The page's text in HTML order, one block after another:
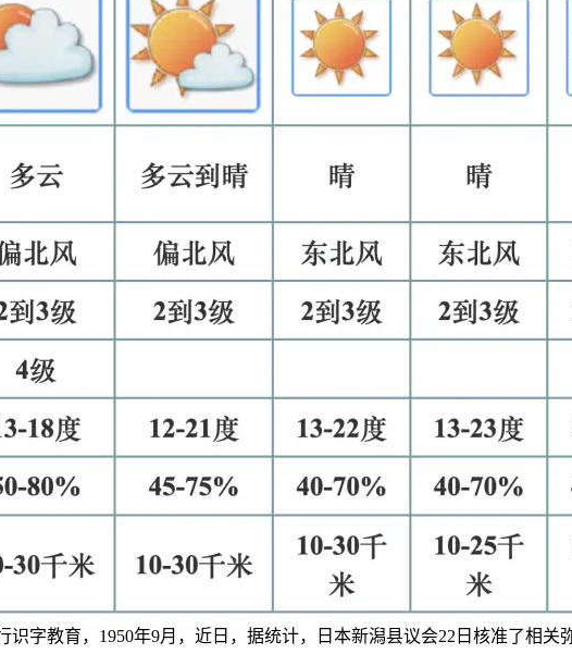
字教育，1950年9月，近日，据统计，日本新潟县议会22日核准了相关